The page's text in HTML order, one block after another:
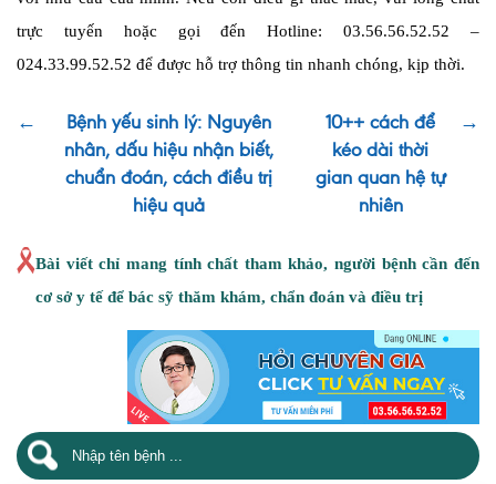
trực tuyến hoặc gọi đến Hotline: 03.56.56.52.52 –
024.33.99.52.52 để được hỗ trợ thông tin nhanh chóng, kịp thời.
←
Bệnh yếu sinh lý: Nguyên
nhân, dấu hiệu nhận biết,
chuẩn đoán, cách điều trị
hiệu quả
10++ cách để
kéo dài thời
gian quan hệ tự
nhiên
→
Bài viết chỉ mang tính chất tham khảo, người bệnh cần đến
cơ sở y tế để bác sỹ thăm khám, chẩn đoán và điều trị